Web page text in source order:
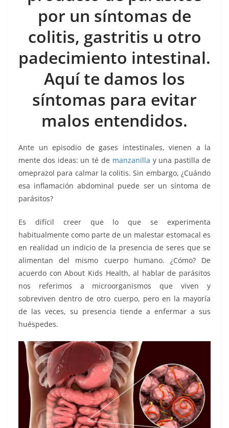
k
por un síntomas de
colitis, gastritis u otro
padecimiento intestinal.
Aquí te damos los
síntomas para evitar
malos entendidos.
Ante un episodio de gases intestinales, vienen a la
mente dos ideas: un té de manzanilla y una pastilla de
omeprazol para calmar la colitis. Sin embargo, ¿Cuándo
esa inflamación abdominal puede ser un síntoma de
parásitos?
Es difícil creer que lo que se experimenta
habitualmente como parte de un malestar estomacal es
en realidad un indicio de la presencia de seres que se
alimentan del mismo cuerpo humano. ¿Cómo? De
acuerdo con About Kids Health, al hablar de parásitos
nos referimos a microorganismos que viven y
sobreviven dentro de otro cuerpo, pero en la mayoría
de las veces, su presencia tiende a enfermar a sus
huéspedes.